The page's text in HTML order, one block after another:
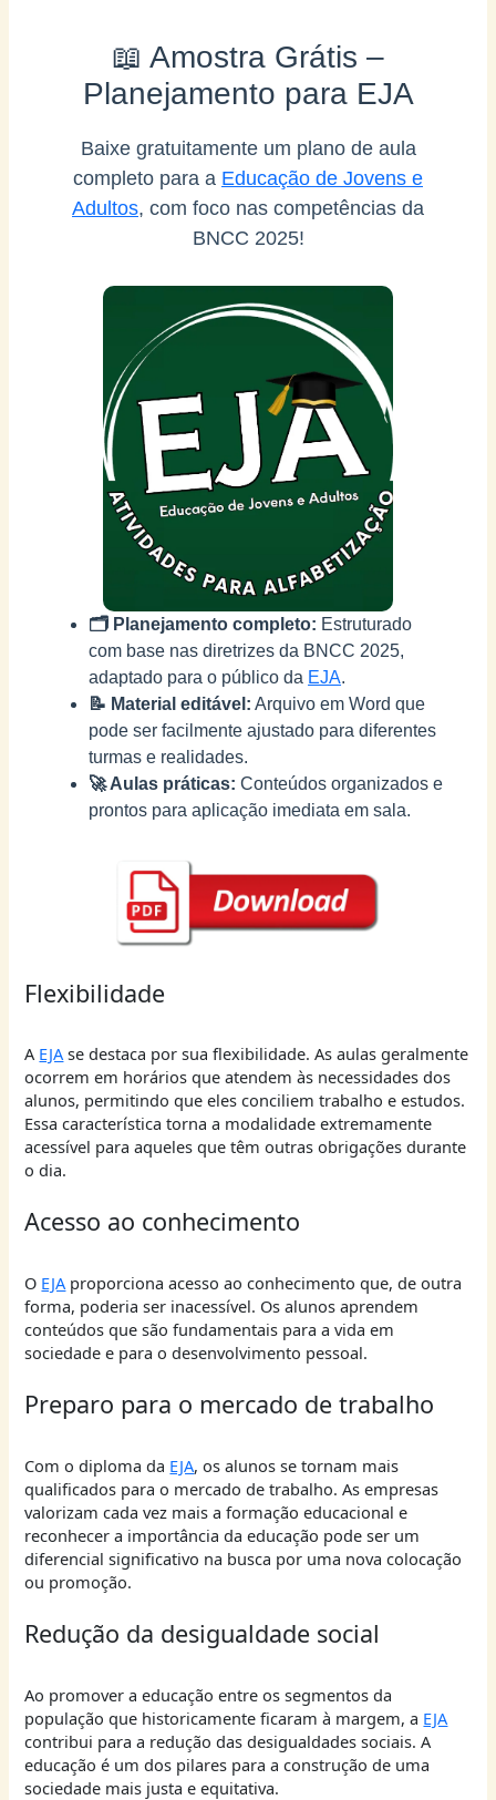
📖 Amostra Grátis –
Planejamento para EJA
Baixe gratuitamente um plano de aula
completo para a Educação de Jovens e
Adultos, com foco nas competências da
BNCC 2025!
🗂️ Planejamento completo: Estruturado
com base nas diretrizes da BNCC 2025,
adaptado para o público da EJA.
📝 Material editável: Arquivo em Word que
pode ser facilmente ajustado para diferentes
turmas e realidades.
🚀 Aulas práticas: Conteúdos organizados e
prontos para aplicação imediata em sala.
Flexibilidade
A EJAse destaca por sua flexibilidade. As aulas geralmente
ocorrem em horários que atendem às necessidades dos
alunos, permitindo que eles conciliem trabalho e estudos.
Essa característica torna a modalidade extremamente
acessível para aqueles que têm outras obrigações durante
o dia.
Acesso ao conhecimento
O EJA proporciona acesso ao conhecimento que, de outra
forma, poderia ser inacessível. Os alunos aprendem
conteúdos que são fundamentais para a vida em
sociedade e para o desenvolvimento pessoal.
Preparo para o mercado de trabalho
Com o diploma da EJA, os alunos se tornam mais
qualificados para o mercado de trabalho. As empresas
valorizam cada vez mais a formação educacional e
reconhecer a importância da educação pode ser um
diferencial significativo na busca por uma nova colocação
ou promoção.
Redução da desigualdade social
Ao promover a educação entre os segmentos da
população que historicamente ficaram à margem, a EJA
contribui para a redução das desigualdades sociais. A
educação é um dos pilares para a construção de uma
sociedade mais justa e equitativa.